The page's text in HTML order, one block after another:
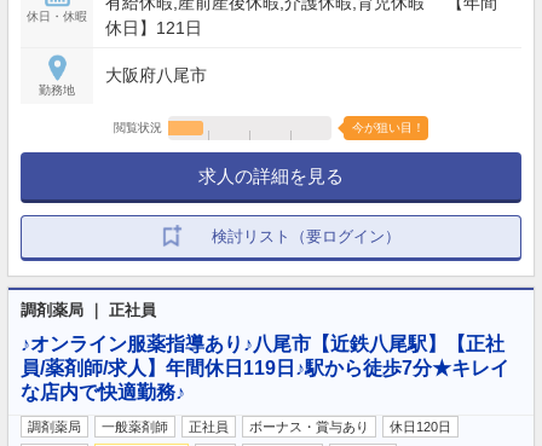
休日・休暇
休日】121日
勤務地
大阪府八尾市
閲覧状況 今が狙い目！
求人の詳細を見る
検討リスト（要ログイン）
調剤薬局 ｜ 正社員
♪オンライン服薬指導あり♪八尾市【近鉄八尾駅】【正社
員/薬剤師/求人】年間休日119日♪駅から徒歩7分★キレイ
な店内で快適勤務♪
調剤薬局 一般薬剤師 正社員 ボーナス・賞与あり
休日120日